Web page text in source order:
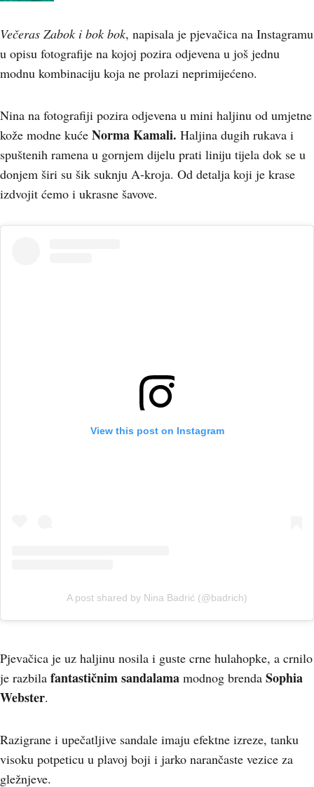
Večeras Zabok i bok bok, napisala je pjevačica na Instagramu
u opisu fotografije na kojoj pozira odjevena u još jednu
modnu kombinaciju koja ne prolazi neprimijećeno.
Nina na fotografiji pozira odjevena u mini haljinu od umjetne
kože modne kuće Norma Kamali. Haljina dugih rukava i
spuštenih ramena u gornjem dijelu prati liniju tijela dok se u
donjem širi su šik suknju A-kroja. Od detalja koji je krase
izdvojit ćemo i ukrasne šavove.
View this post on Instagram
A post shared by Nina Badrić (@badrich)
Pjevačica je uz haljinu nosila i guste crne hulahopke, a crnilo
je razbila fantastičnim sandalama modnog brenda Sophia
Webster.
Razigrane i upečatljive sandale imaju efektne izreze, tanku
visoku potpeticu u plavoj boji i jarko narančaste vezice za
gležnjeve.